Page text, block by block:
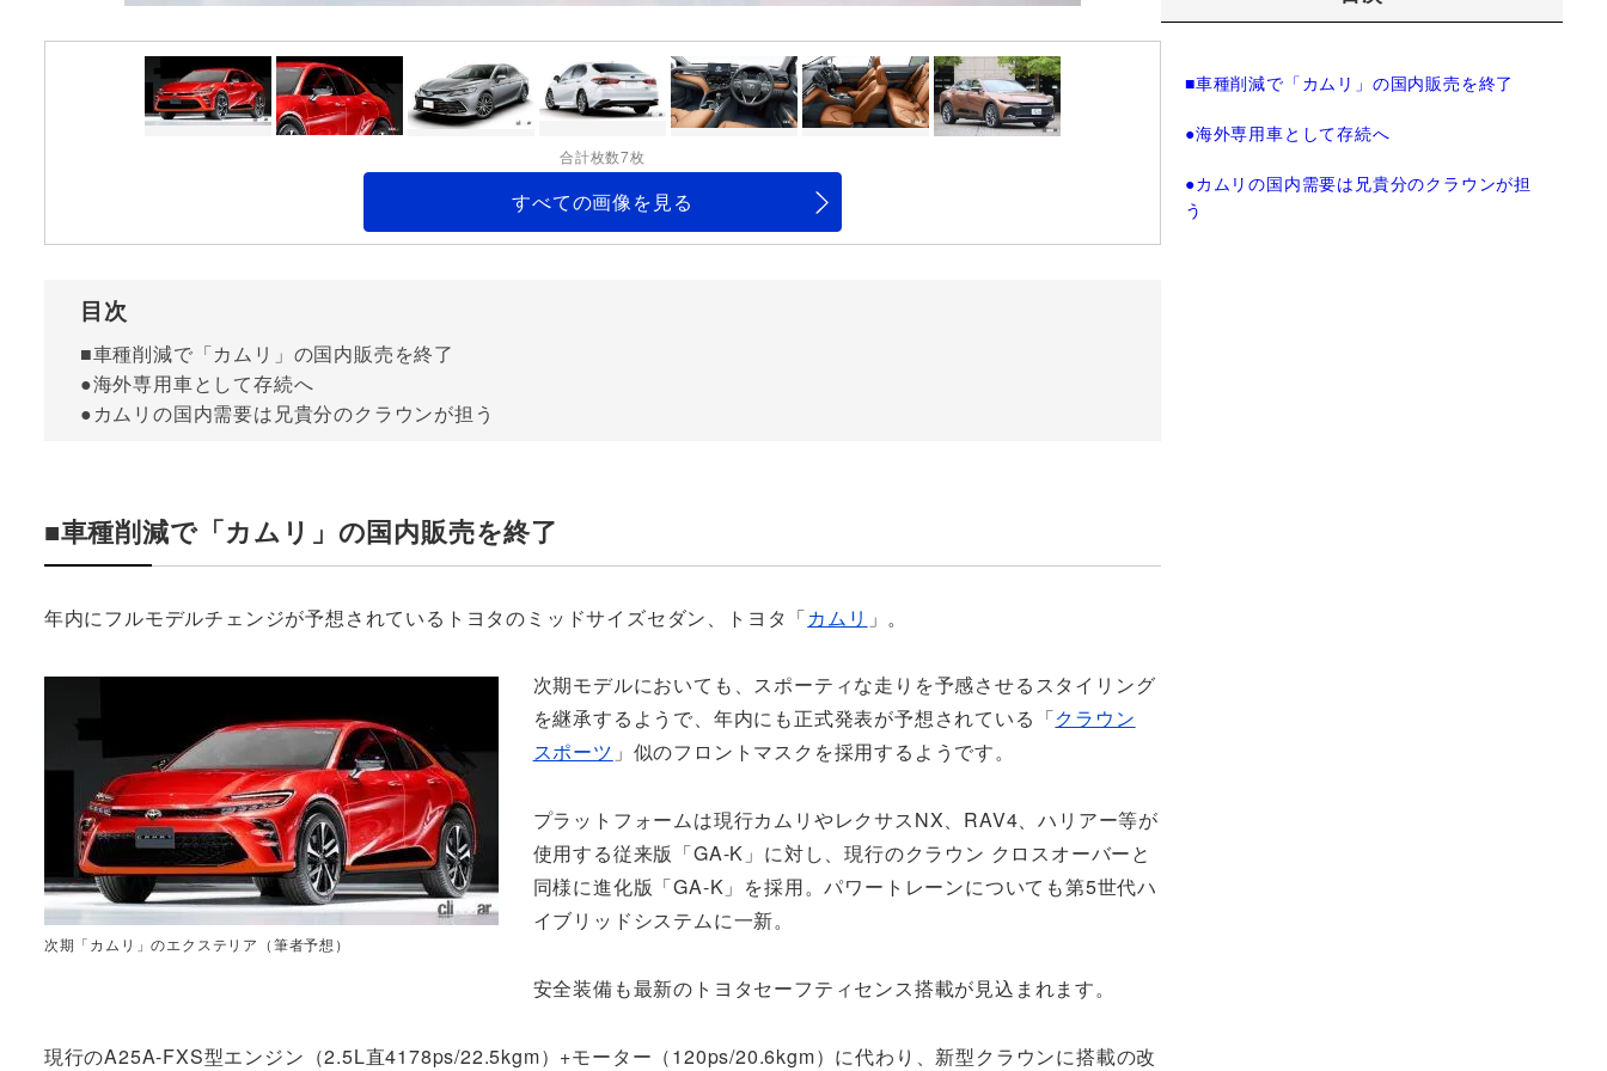
合計枚数7枚
すべての画像を見る
目次
■車種削減で「カムリ」の国内販売を終了
●海外専用車として存続へ
●カムリの国内需要は兄貴分のクラウンが担う
■車種削減で「カムリ」の国内販売を終了
年内にフルモデルチェンジが予想されているトヨタのミッドサイズセダン、トヨタ「カムリ 」。
次期「カムリ」のエクステリア（筆者予想）
次期モデルにおいても、スポーティな走りを予感させるスタイリング
を継承するようで、年内にも正式発表が予想されている「クラウン
スポーツ 」似のフロントマスクを採用するようです。
プラットフォームは現行カムリやレクサスNX、RAV4、ハリアー等が
使用する従来版「GA-K」に対し、現行のクラウン クロスオーバーと
同様に進化版「GA-K」を採用。パワートレーンについても第5世代ハ
イブリッドシステムに一新。
安全装備も最新のトヨタセーフティセンス搭載が見込まれます。
現行のA25A-FXS型エンジン（2.5L直4178ps/22.5kgm）+モーター（120ps/20.6kgm）に代わり、新型クラウンに搭載の改
■車種削減で「カムリ」の国内販売を終了
●海外専用車として存続へ
●カムリの国内需要は兄貴分のクラウンが担
う